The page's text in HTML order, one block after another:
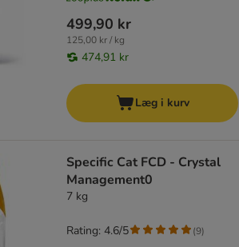
499,90 kr
125,00 kr / kg
474,91 kr
Læg i kurv
Specific Cat FCD - Crystal
Management0
7 kg
Rating: 4.6/5 (9)